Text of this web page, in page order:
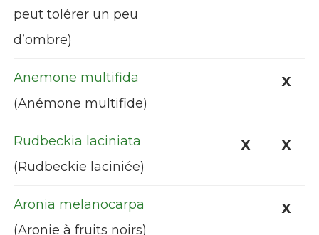
peut tolérer un peu
d’ombre)
Anemone multifida
(Anémone multifide)
X
Rudbeckia laciniata
(Rudbeckie laciniée)
X X
Aronia melanocarpa
(Aronie à fruits noirs)
X